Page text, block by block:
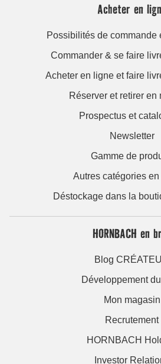
Acheter en
Possibilités de commande
Commander & se faire
Acheter en ligne et faire
Réserver et retirer en
Prospectus et
Newsletter
Gamme de
Autres catégories
Déstockage dans la
HORNBACH en
Blog
Développement
Mon magasin
Recrutement
HORNBACH
Investor